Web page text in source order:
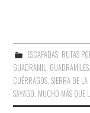
ESCAPADAS, RUTAS
GUADRAMIL, GUADRAMILÉS,
CUÉRRAGOS,SIERRA DE
SAYAGO. MUCHO MÁS QUE